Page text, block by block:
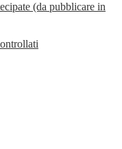
(da pubblicare in